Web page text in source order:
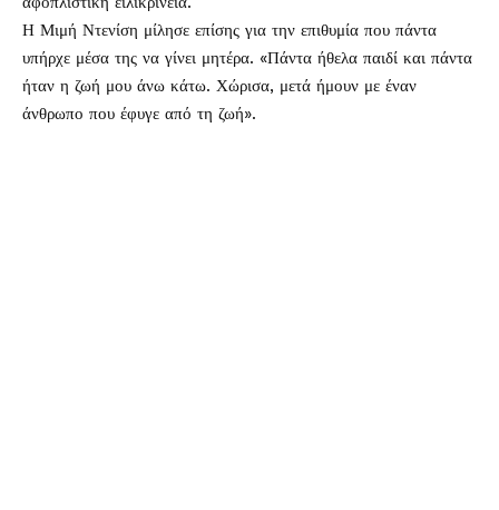
Η Μιμή Ντενίση μίλησε επίσης για την επιθυμία που πάντα
υπήρχε μέσα της να γίνει μητέρα. «Πάντα ήθελα παιδί και πάντα
ήταν η ζωή μου άνω κάτω. Χώρισα, μετά ήμουν με έναν
άνθρωπο που έφυγε από τη ζωή».